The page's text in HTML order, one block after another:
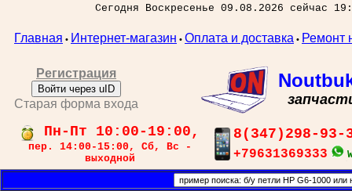
Сегодня Воскресенье 09.08.2026 сейчас
Главная • Интернет-магазин • Оплата и доставка • Ремонт
Регистрация
Войти через uID
Старая форма входа
Пн-Пт 10:00-19:00,
пер. 14:00-15:00, Сб, Вс -
выходной
8(347)298-93-
+79631369333